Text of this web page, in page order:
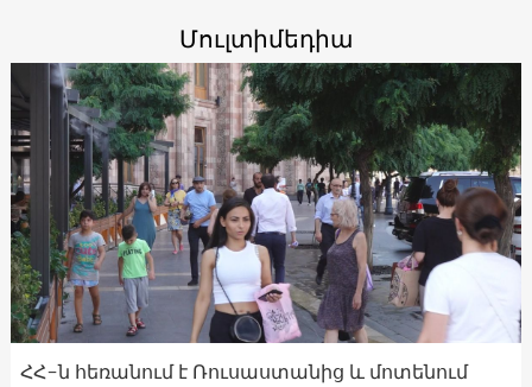
Մուլտիմեդիա
ՀՀ-ն հեռանում է Ռուսաստանից և մոտենում